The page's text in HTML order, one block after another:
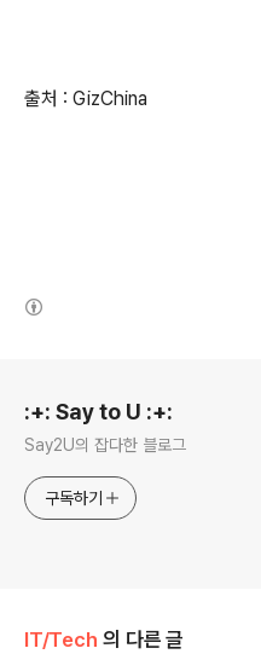
출처 : GizChina
:+: Say to U :+:
Say2U의 잡다한 블로그
구독하기
IT/Tech 의 다른 글